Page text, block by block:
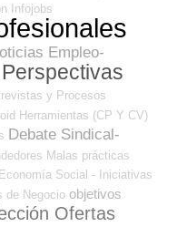
Infojobs
Empleo-
Perspectivas
y Procesos
Herramientas (CP Y CV)
Debate Sindical-
Malas prácticas
Economía Social - Iniciativas
de Negocio objetivos
Ofertas